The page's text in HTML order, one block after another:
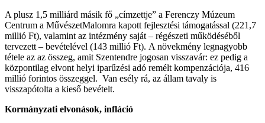
A plusz 1,5 milliárd másik fő „címzettje” a Ferenczy Múzeum
Centrum a MűvészetMalomra kapott fejlesztési támogatással (221,7
millió Ft), valamint az intézmény saját – régészeti működéséből
tervezett – bevételével (143 millió Ft). A növekmény legnagyobb
tétele az az összeg, amit Szentendre jogosan visszavár: ez pedig a
központilag elvont helyi iparűzési adó remélt kompenzációja, 416
millió forintos összeggel. Van esély rá, az állam tavaly is
visszapótolta a kieső bevételt.
Kormányzati elvonások, infláció